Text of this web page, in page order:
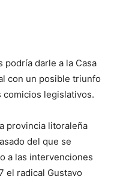
podría darle a la Casa
con un posible triunfo
comicios legislativos.
provincia litoraleña
del que se
a las intervenciones
el radical Gustavo